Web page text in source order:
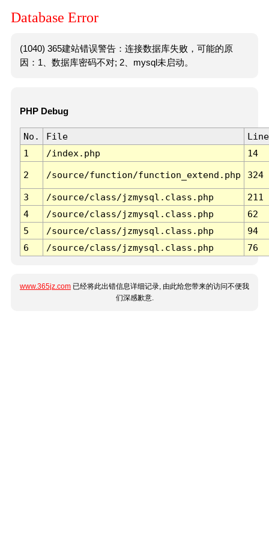
Database Error
(1040) 365建站错误警告：连接数据库失败，可能的原
因：1、数据库密码不对; 2、mysql未启动。
PHP Debug
No. File
Line
1
/index.php 14
2 /source/function/function_extend.php 324
3 /source/class/jzmysql.class.php
211
4
/source/class/jzmysql.class.php
62
5
/source/class/jzmysql.class.php
94
6
/source/class/jzmysql.class.php 76
www.365jz.com 已经将此出错信息详细记录, 由此给您带来的访问不便我
们深感歉意.